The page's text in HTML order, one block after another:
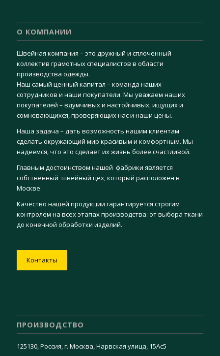
О КОМПАНИИ
Швейная компания – это дружный и сплоченный
коллектив грамотных специалистов в области
производства одежды.
Наш самый ценный капитал – команда наших
сотрудников и наши покупатели. Мы уважаем наших
покупателей – вдумчивых и настойчивых, ищущих и
сомневающихся, проверяющих нас и наши цены.
Наша задача – дать возможность нашим клиентам
сделать окружающий мир красивым и комфортным. Мы
надеемся, что это сделает их жизнь более счастливой.
Главным достоинством нашей фабрики является
собственный швейный цех, который расположен в
Москве.
Качество нашей продукции гарантируется строгим
контролем на всех этапах производства: от выбора ткани
до конечной обработки изделий.
Контакты
ПРОИЗВОДСТВО
125130, Россия, г. Москва, Нарвская улица, 15Ас5